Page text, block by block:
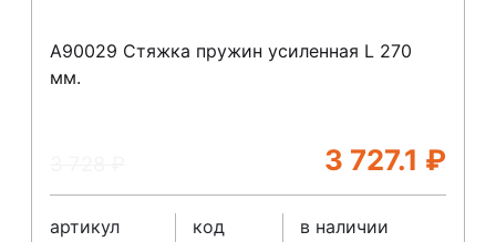
A90029 Стяжка пружин усиленная L 270
мм.
3 727.1 ₽
артикул код в наличии